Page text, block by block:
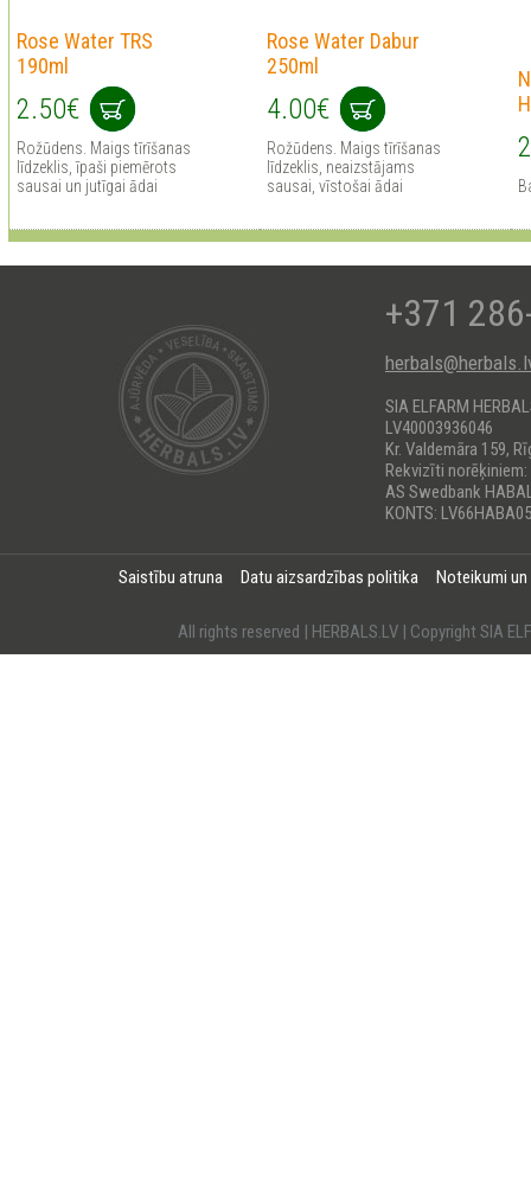
Rose Water TRS
190ml
2.50€
Rožūdens. Maigs tīrīšanas
līdzeklis, īpaši piemērots
sausai un jutīgai ādai
Rose Water Dabur
250ml
4.00€
Rožūdens. Maigs tīrīšanas
līdzeklis, neaizstājams
sausai, vīstošai ādai
+371
SIA ELFARM
LV40003936046
Kr. Valdemāra 159,
Rekvizīti norēķiniem:
AS Swedbank
KONTS:
Saistību atruna Datu aizsardzības politika Noteikumi
All rights reserved | HERBALS.LV | Copyright SIA